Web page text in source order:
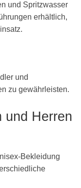
und Spritzwasser
erhältlich,
und
zu gewährleisten.
und Herren
Bekleidung